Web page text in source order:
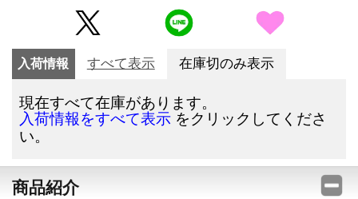
入荷情報 すべて表示 在庫切のみ表示
現在すべて在庫があります。
入荷情報をすべて表示 をクリックしてくださ
い。
商品紹介